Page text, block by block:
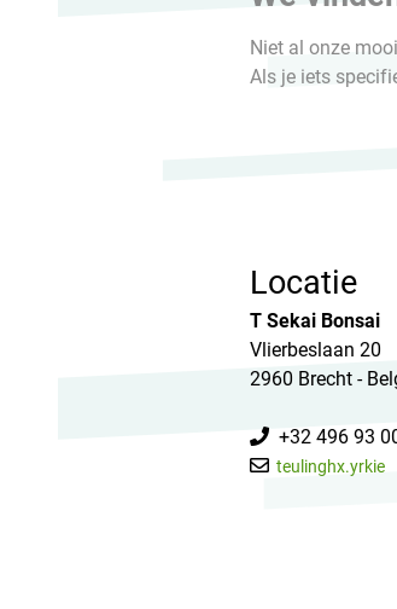
Niet al onze
Als je iets
Locatie
T Sekai Bonsai
Vlierbeslaan 20
2960 Brecht -
+32 496 93
teulinghx.yrkie